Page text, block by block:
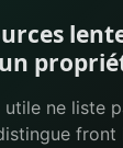
ne liste
front